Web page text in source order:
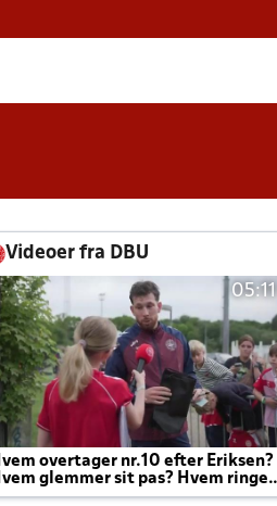
Videoer fra DBU
05:11
overtager nr.10 efter Eriksen?
glemmer sit pas? Hvem ringer
altid til efter kampe?